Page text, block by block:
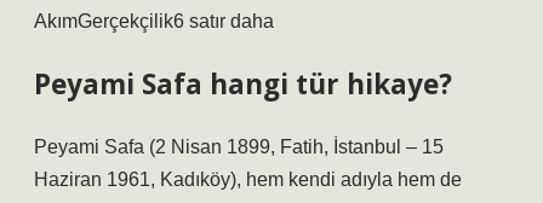
AkımGerçekçilik6 satır daha
Peyami Safa hangi tür hikaye?
Peyami Safa (2 Nisan 1899, Fatih, İstanbul – 15
Haziran 1961, Kadıköy), hem kendi adıyla hem de